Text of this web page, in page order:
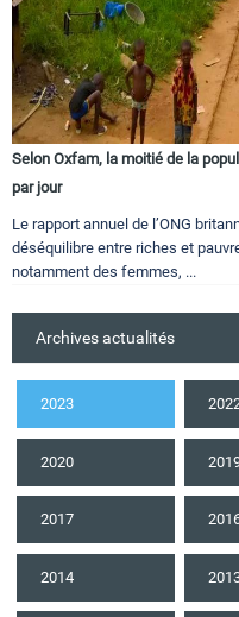
Selon Oxfam, la moitié de la
par jour
Le rapport annuel de l’ONG
déséquilibre entre riches et
notamment des femmes, ...
Archives actualités
2023
2020
2017
2014